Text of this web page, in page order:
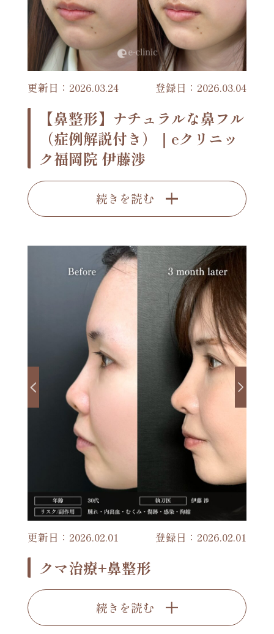
更新日：2026.03.24 登録日：2026.03.04
【鼻整形】ナチュラルな鼻フル
（症例解説付き）｜eクリニッ
ク福岡院 伊藤渉
続きを読む
更新日：2026.02.01 登録日：2026.02.01
クマ治療+鼻整形
続きを読む